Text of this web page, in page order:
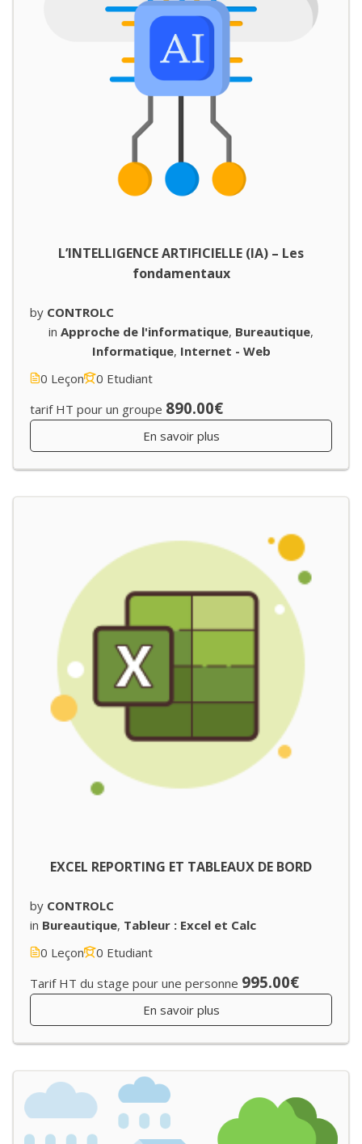
L’INTELLIGENCE ARTIFICIELLE (IA) – Les
fondamentaux
by CONTROLC
in Approche de l'informatique, Bureautique,
Informatique, Internet - Web
0 Leçon
0 Etudiant
tarif HT pour un groupe 890.00€
En savoir plus
EXCEL REPORTING ET TABLEAUX DE BORD
by CONTROLC
in Bureautique, Tableur : Excel et Calc
0 Leçon
0 Etudiant
Tarif HT du stage pour une personne 995.00€
En savoir plus